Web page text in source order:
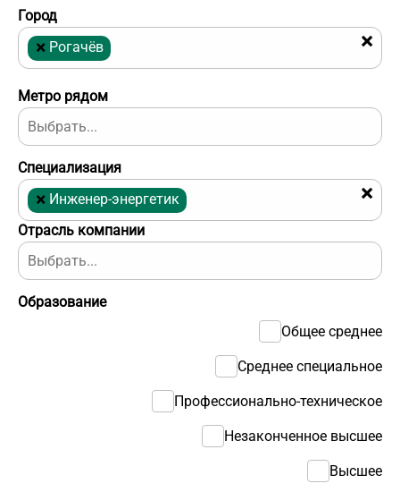
Отрасль компании
Город
×
× Рогачёв
Образование
Общее среднее
Среднее специальное
Профессионально-техническое
Незаконченное высшее
Высшее
Метро рядом
Специализация
×
× Инженер-энергетик